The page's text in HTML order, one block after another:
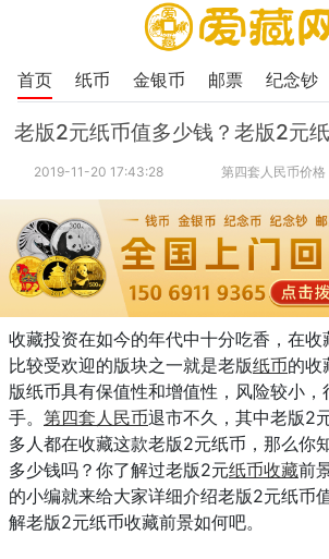
首页 纸币 金银币 邮票 纪念钞
老版2元纸币值多少钱？老版2元
2019-11-20 17:43:28 第四套人民币价格
收藏投资在如今的年代中十分吃香，在
比较受欢迎的版块之一就是老版纸币的收
版纸币具有保值性和增值性，风险较小，
手。 第四套人民币退市不久，其中老版2
多人都在收藏这款老版2元纸币，那么你
多少钱吗？你了解过老版2元纸币收藏前
的小编就来给大家详细介绍老版2元纸币
解老版2元纸币收藏前景如何吧。